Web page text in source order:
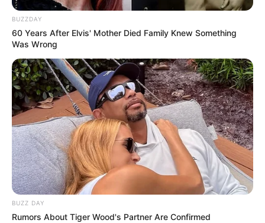
BUZZDAY
60 Years After Elvis' Mother Died Family Knew Something
Was Wrong
BUZZ DAY
Rumors About Tiger Wood's Partner Are Confirmed